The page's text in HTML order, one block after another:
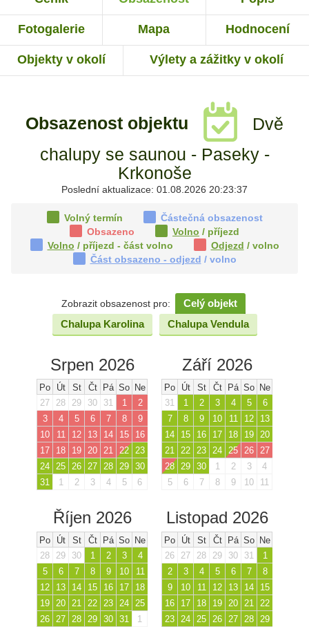
Fotogalerie Mapa Hodnocení
Objekty v okolí Výlety a zážitky v okolí
Obsazenost objektu
Dvě
chalupy se saunou - Paseky -
Krkonoše
Poslední aktualizace: 01.08.2026 20:23:37
Volný termín
Částečná obsazenost
Obsazeno
Volno / příjezd
Volno / příjezd - část volno Odjezd / volno
Část obsazeno - odjezd / volno
Zobrazit obsazenost pro:
Celý objekt
Chalupa Karolina
Chalupa Vendula
Srpen 2026
Po Út St Čt Pá So Ne
27
28 29 30 31 1
2
3
4 5 6 7 8
9
10
11 12 13 14 15
16
17
18 19 20 21 22
23
24
25 26 27 28 29 30
31
1 2 3 4 5 6
Září 2026
Po Út St Čt Pá So Ne
31
1 2 3 4 5
6
7
8 9 10 11 12
13
14
15 16 17 18 19
20
21
22 23 24 25 26
27
28
29 30 1 2 3
4
5
6 7 8 9 10 11
Říjen 2026
Po Út St Čt Pá So Ne
28
29 30 1 2 3
4
5
6 7 8 9 10
11
12
13 14 15 16 17
18
19 20 21 22 23 24 25
26 27 28 29 30 31
1
Listopad 2026
Po Út St Čt Pá So Ne
26
27 28 29 30 31
1
2
3 4 5 6 7
8
9
10 11 12 13 14
15
16
17 18 19 20 21 22
23 24 25 26 27 28 29